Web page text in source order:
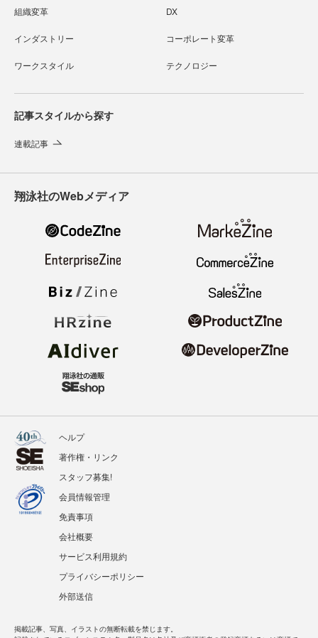
組織変革 DX
インダストリー コーポレート変革
ワークスタイル テクノロジー
記事スタイルから探す
連載記事
翔泳社のWebメディア
ヘルプ
著作権・リンク
スタッフ募集!
会員情報管理
免責事項
会社概要
サービス利用規約
プライバシーポリシー
外部送信
掲載記事、写真、イラストの無断転載を禁じます。